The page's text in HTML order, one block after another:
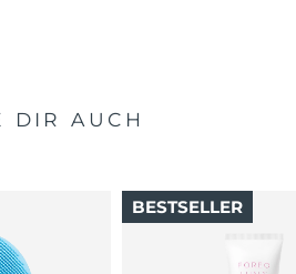
DIR AUCH
BESTSELLER